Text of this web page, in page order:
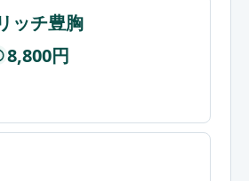
ッチ豊胸
8,800円